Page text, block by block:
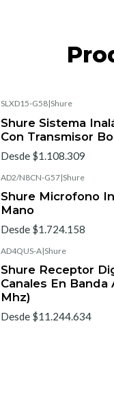
SLXD15-G58|Shure
Shure Sistema
Con Transmisor
Desde $1.108.309
AD2/N8CN-G57|Shure
Shure Microfono
Mano
Desde $1.724.158
AD4QUS-A|Shure
Shure Receptor
Canales En Banda
Mhz)
Desde $11.244.634